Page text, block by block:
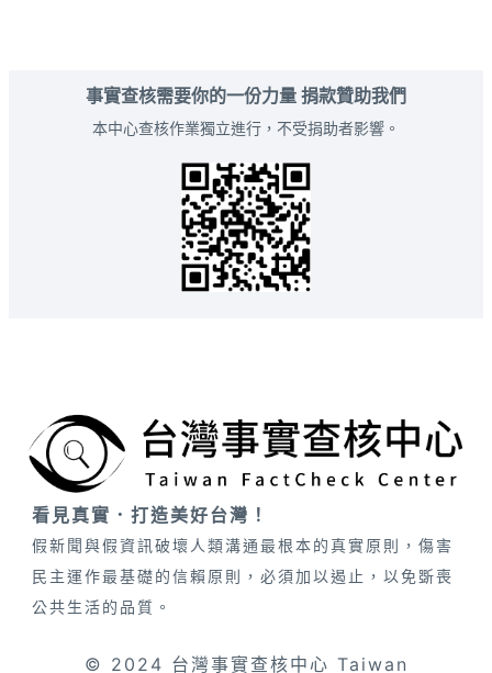
事實查核需要你的一份力量 捐款贊助我們
本中心查核作業獨立進行，不受捐助者影響。
看見真實．打造美好台灣！
假新聞與假資訊破壞人類溝通最根本的真實原則，傷害
民主運作最基礎的信賴原則，必須加以遏止，以免斲喪
公共生活的品質。
© 2024 台灣事實查核中心 Taiwan